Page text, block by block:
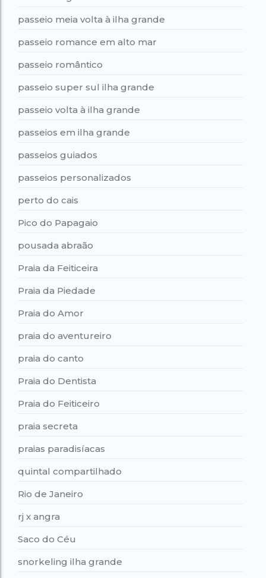
passeio meia volta à ilha grande
passeio romance em alto mar
passeio romântico
passeio super sul ilha grande
passeio volta à ilha grande
passeios em ilha grande
passeios guiados
passeios personalizados
perto do cais
Pico do Papagaio
pousada abraão
Praia da Feiticeira
Praia da Piedade
Praia do Amor
praia do aventureiro
praia do canto
Praia do Dentista
Praia do Feiticeiro
praia secreta
praias paradisíacas
quintal compartilhado
Rio de Janeiro
rj x angra
Saco do Céu
snorkeling ilha grande